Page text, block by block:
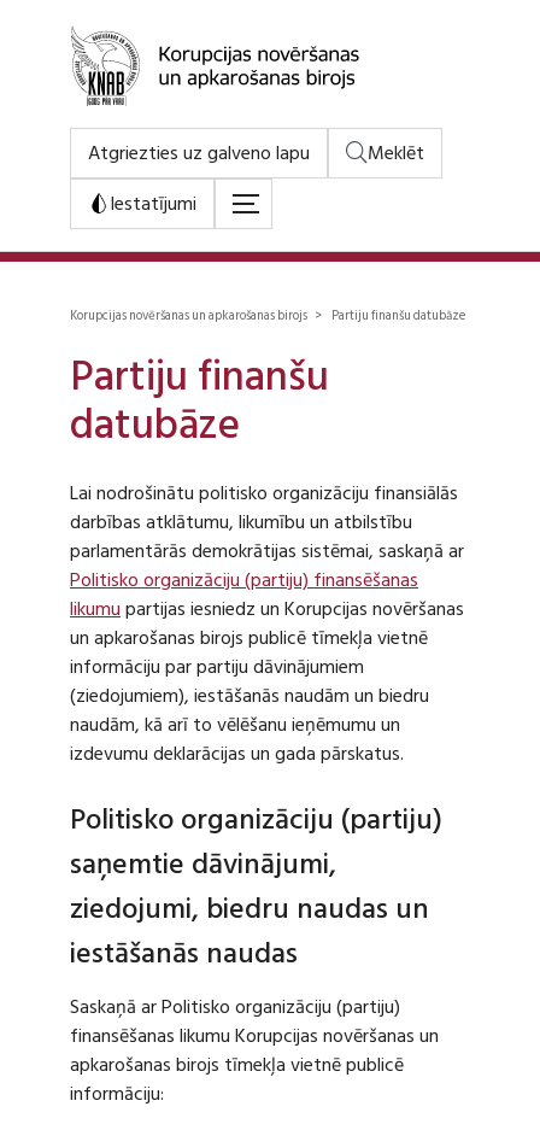
Atgriezties uz galveno lapu
Meklēt
Iestatījumi
Korupcijas novēršanas un apkarošanas birojs > Partiju finanšu datubāze
Partiju finanšu
datubāze
Lai nodrošinātu politisko organizāciju finansiālās
darbības atklātumu, likumību un atbilstību
parlamentārās demokrātijas sistēmai, saskaņā ar
Politisko organizāciju (partiju) finansēšanas
likumupartijas iesniedz un Korupcijas novēršanas
un apkarošanas birojs publicē tīmekļa vietnē
informāciju par partiju dāvinājumiem
(ziedojumiem), iestāšanās naudām un biedru
naudām, kā arī to vēlēšanu ieņēmumu un
izdevumu deklarācijas un gada pārskatus.
Politisko organizāciju (partiju)
saņemtie dāvinājumi,
ziedojumi, biedru naudas un
iestāšanās naudas
Saskaņā ar Politisko organizāciju (partiju)
finansēšanas likumu Korupcijas novēršanas un
apkarošanas birojs tīmekļa vietnē publicē
informāciju: